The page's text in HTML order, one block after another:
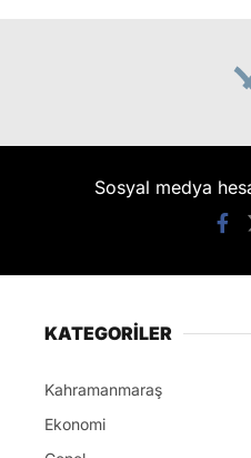
Sosyal medya
KATEGORİLER
Kahramanmaraş
Ekonomi